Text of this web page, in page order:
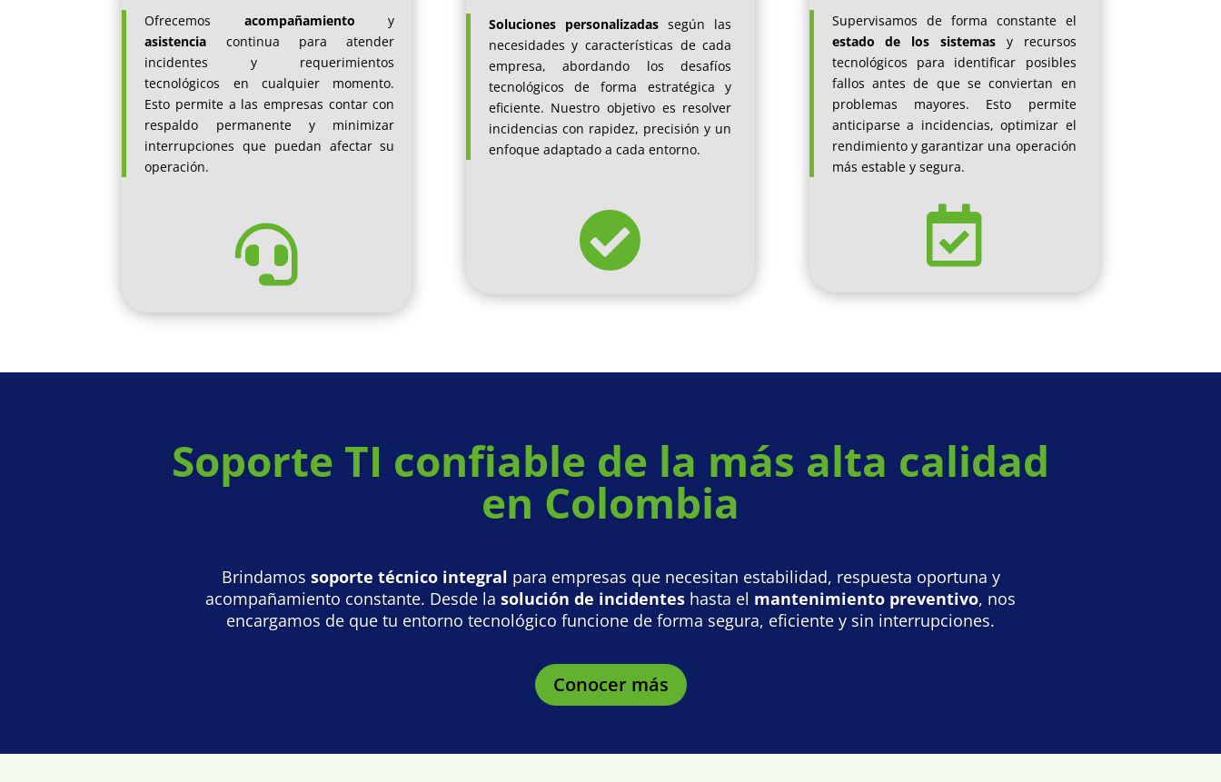
Ofrecemos acompañamiento y
asistencia continua para atender
incidentes y requerimientos
tecnológicos en cualquier momento.
Esto permite a las empresas contar con
respaldo permanente y minimizar
interrupciones que puedan afectar su
operación.

Soluciones personalizadassegún las
necesidades y características de cada
empresa, abordando los desafíos
tecnológicos de forma estratégica y
eficiente. Nuestro objetivo es resolver
incidencias con rapidez, precisión y un
enfoque adaptado a cada entorno.

Supervisamos de forma constante el
estado de los sistemasy recursos
tecnológicos para identificar posibles
fallos antes de que se conviertan en
problemas mayores. Esto permite
anticiparse a incidencias, optimizar el
rendimiento y garantizar una operación
más estable y segura.

Soporte TI confiable de la más alta calidad
en Colombia
Brindamos soporte técnico integral para empresas que necesitan estabilidad, respuesta oportuna y
acompañamiento constante. Desde la solución de incidentes hasta el mantenimiento preventivo, nos
encargamos de que tu entorno tecnológico funcione de forma segura, eficiente y sin interrupciones.
Conocer más